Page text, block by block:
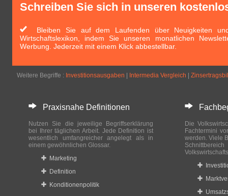
Schreiben Sie sich in unseren
Bleiben Sie auf dem Laufenden über Neuigkeiten
Wirtschaftslexikon, indem Sie unseren monatlichen
Werbung. Jederzeit mit einem Klick abbestellbar.
Weitere Begriffe : Investitionsausgaben Intermedia Vergleich
Praxisnahe Definitionen
Nutzen Sie die jeweilige Begriffserklärung
bei Ihrer täglichen Arbeit. Jede Definition ist
wesentlich umfangreicher angelegt als in
einem gewöhnlichen Glossar.
Marketing
Definition
Konditionenpolitik
Die
Fachtermini
werden. Viele